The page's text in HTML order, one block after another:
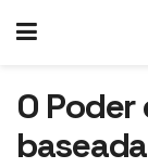
O Poder